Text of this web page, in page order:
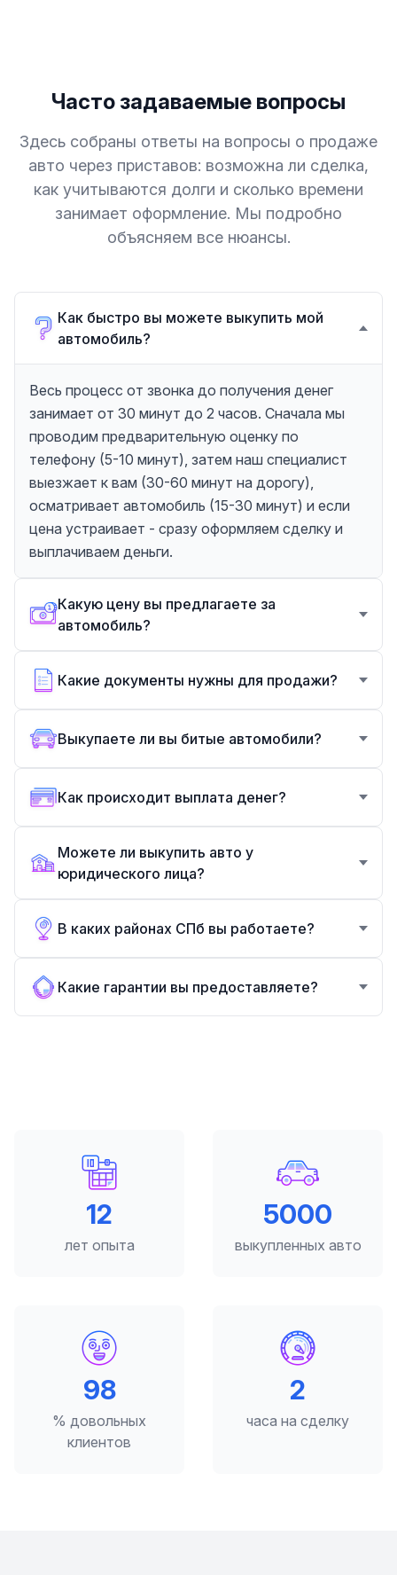
Часто задаваемые вопросы
Здесь собраны ответы на вопросы о продаже
авто через приставов: возможна ли сделка,
как учитываются долги и сколько времени
занимает оформление. Мы подробно
объясняем все нюансы.
Как быстро вы можете выкупить мой
автомобиль?
Весь процесс от звонка до получения денег
занимает от 30 минут до 2 часов. Сначала мы
проводим предварительную оценку по
телефону (5-10 минут), затем наш специалист
выезжает к вам (30-60 минут на дорогу),
осматривает автомобиль (15-30 минут) и если
цена устраивает - сразу оформляем сделку и
выплачиваем деньги.
Какую цену вы предлагаете за
автомобиль?
Какие документы нужны для продажи?
Выкупаете ли вы битые автомобили?
Как происходит выплата денег?
Можете ли выкупить авто у
юридического лица?
В каких районах СПб вы работаете?
Какие гарантии вы предоставляете?
12
лет опыта
5000
выкупленных авто
98
% довольных
клиентов
2
часа на сделку